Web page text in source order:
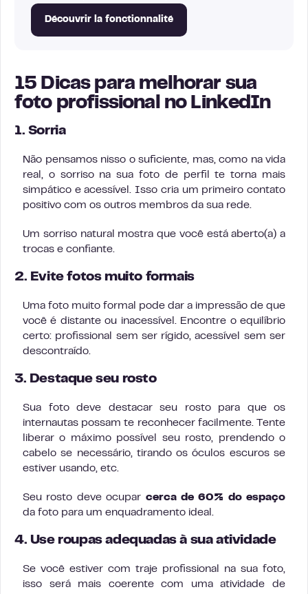
Découvrir la fonctionnalité
15 Dicas para melhorar sua
foto profissional no LinkedIn
1. Sorria
Não pensamos nisso o suficiente, mas, como na vida
real, o sorriso na sua foto de perfil te torna mais
simpático e acessível. Isso cria um primeiro contato
positivo com os outros membros da sua rede.
Um sorriso natural mostra que você está aberto(a) a
trocas e confiante.
2. Evite fotos muito formais
Uma foto muito formal pode dar a impressão de que
você é distante ou inacessível. Encontre o equilíbrio
certo: profissional sem ser rígido, acessível sem ser
descontraído.
3. Destaque seu rosto
Sua foto deve destacar seu rosto para que os
internautas possam te reconhecer facilmente. Tente
liberar o máximo possível seu rosto, prendendo o
cabelo se necessário, tirando os óculos escuros se
estiver usando, etc.
Seu rosto deve ocupar cerca de 60% do espaço
da foto para um enquadramento ideal.
4. Use roupas adequadas à sua atividade
Se você estiver com traje profissional na sua foto,
isso será mais coerente com uma atividade de